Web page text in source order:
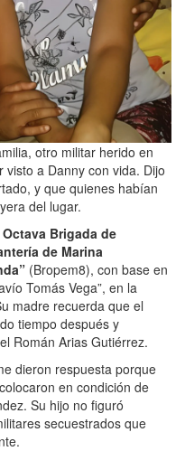
otro militar herido en
a Danny con vida. Dijo
y que quienes habían
del lugar.
Octava Brigada de
de Marina
(Bropem8), con base en
Tomás Vega”, en la
madre recuerda que el
tiempo después y
Román Arias Gutiérrez.
dieron respuesta porque
en condición de
Su hijo no figuró
secuestrados que